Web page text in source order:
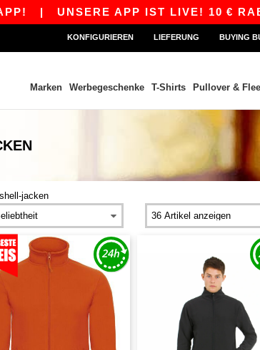
APP IST LIVE! 10 € RABATT AB
KONFIGURIEREN LIEFERUNG BUYING
Marken Werbegeschenke T-Shirts Pullover &
jacken